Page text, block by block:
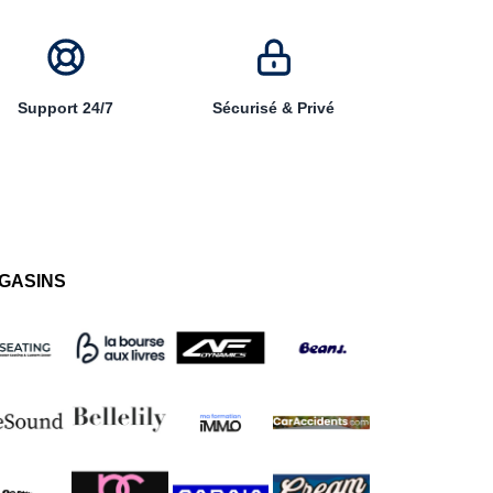
Support 24/7 Sécurisé & Privé